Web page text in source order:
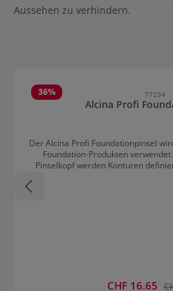
Aussehen zu verhindern.
36% 77234
Alcina Profi
Der Alcina Profi Foundationpinsel
Foundation-Produkten
Pinselkopf werden Konturen
natürlichen, ebenmäßigen Teint aufgetragen
Verkaufspreis:
CHF 16.65